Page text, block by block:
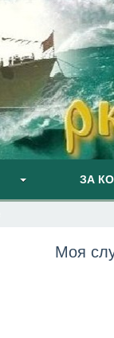
ЗА
Моя